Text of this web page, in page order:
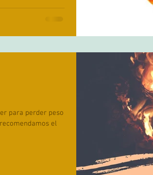
para perder peso
el